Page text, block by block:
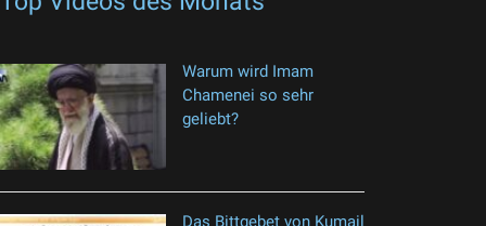
Warum wird Imam
Chamenei so sehr
geliebt?
Das Bittgebet von Kumail